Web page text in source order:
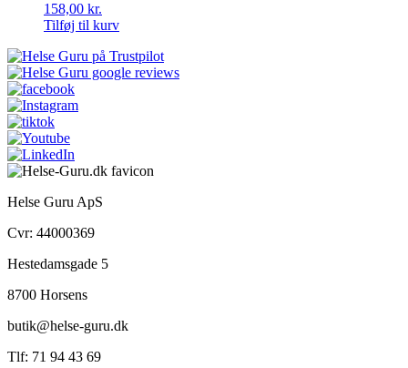
158,00 kr.
Tilføj til kurv
Helse Guru ApS
Cvr: 44000369
Hestedamsgade 5
8700 Horsens
butik@helse-guru.dk
Tlf: 71 94 43 69